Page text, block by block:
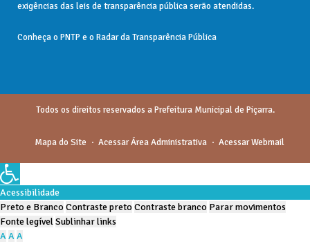
exigências das leis de transparência públicaserão atendidas.
Conheça o PNTP e o Radar da Transparência Pública
Todos os direitos reservados a Prefeitura Municipal de Piçarra.
Mapa do Site Acessar Área Administrativa Acessar Webmail
Acessibilidade
Preto e BrancoContraste pretoContraste branco Parar movimentos
Fonte legívelSublinhar links
AAA